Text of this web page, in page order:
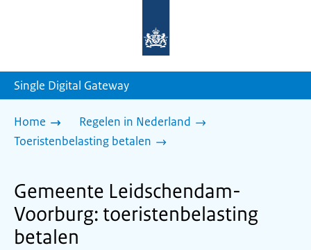
homepage
Single Digital Gateway
Home
Regelen in Nederland
Toeristenbelasting betalen
Gemeente Leidschendam-
Voorburg: toeristenbelasting
betalen